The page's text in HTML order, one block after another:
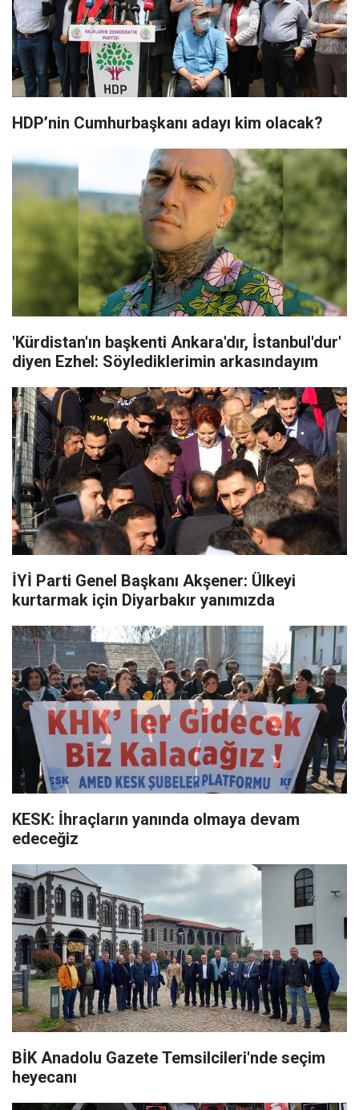
HDP’nin Cumhurbaşkanı adayı kim olacak?
'Kürdistan'ın başkenti Ankara'dır, İstanbul'dur'
diyen Ezhel: Söylediklerimin arkasındayım
İYİ Parti Genel Başkanı Akşener: Ülkeyi
kurtarmak için Diyarbakır yanımızda
KESK: İhraçların yanında olmaya devam
edeceğiz
BİK Anadolu Gazete Temsilcileri'nde seçim
heyecanı